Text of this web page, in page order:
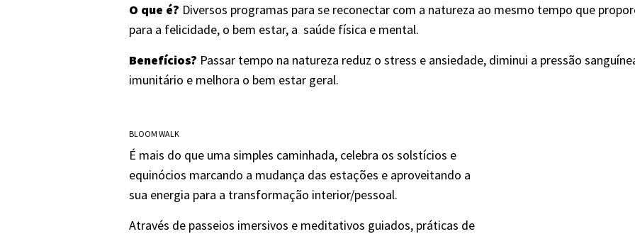
O que é? Diversos programas para se reconectar com a natureza ao mesmo tempo que
para a felicidade, o bem estar, a saúde física e mental.
Benefícios? Passar tempo na natureza reduz o stress e ansiedade, diminui a pressão
imunitário e melhora o bem estar geral.
BLOOM WALK
É mais do que uma simples caminhada, celebra os solstícios e
equinócios marcando a mudança das estações e aproveitando a
sua energia para a transformação interior/pessoal.
Através de passeios imersivos e meditativos guiados, práticas de